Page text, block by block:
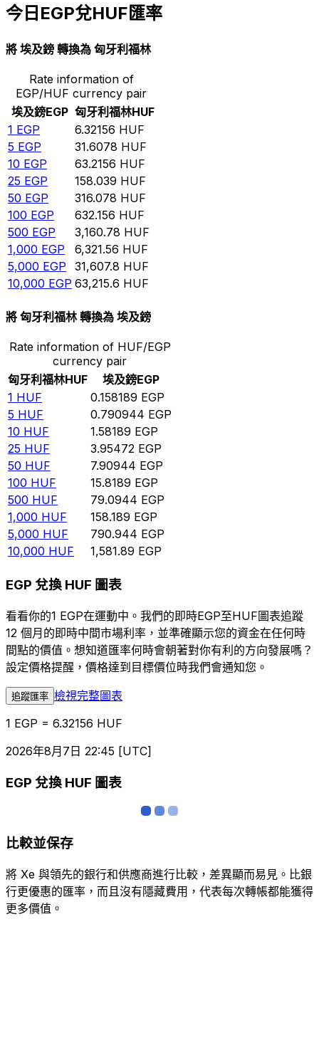
今日EGP兌HUF匯率
將 埃及鎊 轉換為 匈牙利福林
Rate information of
EGP/HUF currency pair
埃及鎊EGP 匈牙利福林HUF
1 EGP 6.32156 HUF
5 EGP 31.6078 HUF
10 EGP 63.2156 HUF
25 EGP 158.039 HUF
50 EGP 316.078 HUF
100 EGP 632.156 HUF
500 EGP 3,160.78 HUF
1,000 EGP 6,321.56 HUF
5,000 EGP 31,607.8 HUF
10,000 EGP 63,215.6 HUF
將 匈牙利福林 轉換為 埃及鎊
Rate information of HUF/EGP
currency pair
匈牙利福林HUF 埃及鎊EGP
1 HUF 0.158189 EGP
5 HUF 0.790944 EGP
10 HUF 1.58189 EGP
25 HUF 3.95472 EGP
50 HUF 7.90944 EGP
100 HUF 15.8189 EGP
500 HUF 79.0944 EGP
1,000 HUF 158.189 EGP
5,000 HUF 790.944 EGP
10,000 HUF 1,581.89 EGP
EGP 兌換 HUF 圖表
看看你的1 EGP在運動中。我們的即時EGP至HUF圖表追蹤
12 個月的即時中間市場利率，並準確顯示您的資金在任何時
間點的價值。想知道匯率何時會朝著對你有利的方向發展嗎？
設定價格提醒，價格達到目標價位時我們會通知您。
追蹤匯率 檢視完整圖表
1 EGP = 6.32156 HUF
2026年8月7日 22:45 [UTC]
EGP 兌換 HUF 圖表
比較並保存
將 Xe 與領先的銀行和供應商進行比較，差異顯而易見。比銀
行更優惠的匯率，而且沒有隱藏費用，代表每次轉帳都能獲得
更多價值。